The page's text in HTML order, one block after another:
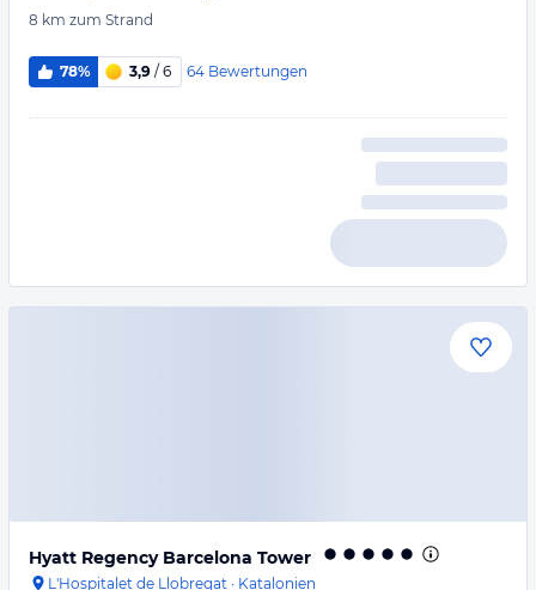
8 km zum Strand
78% 3,9 / 6 64 Bewertungen
Hyatt Regency Barcelona Tower
L'Hospitalet de Llobregat · Katalonien